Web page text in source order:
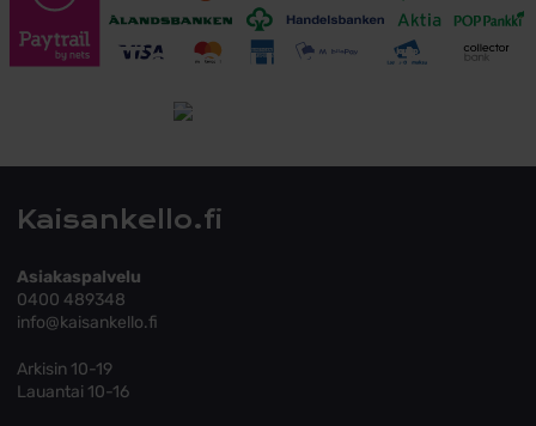
Toimitusehdot
Kaisankello.fi
Asiakaspalvelu
0400 489348
info@kaisankello.fi
Arkisin 10-19
Lauantai 10-16